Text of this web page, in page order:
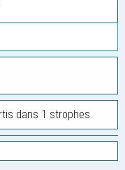
dans 1 strophes.